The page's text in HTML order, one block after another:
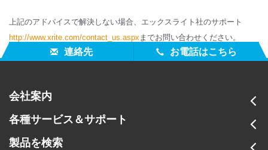
上記のアドバイスで解決しない場合、エックスライト社のサポート
http://www.xrite.com/contact_us.aspxまでお問い合わせください。
連絡先 お電話はこちら
会社案内
各種サービス＆サポート
製品を検索